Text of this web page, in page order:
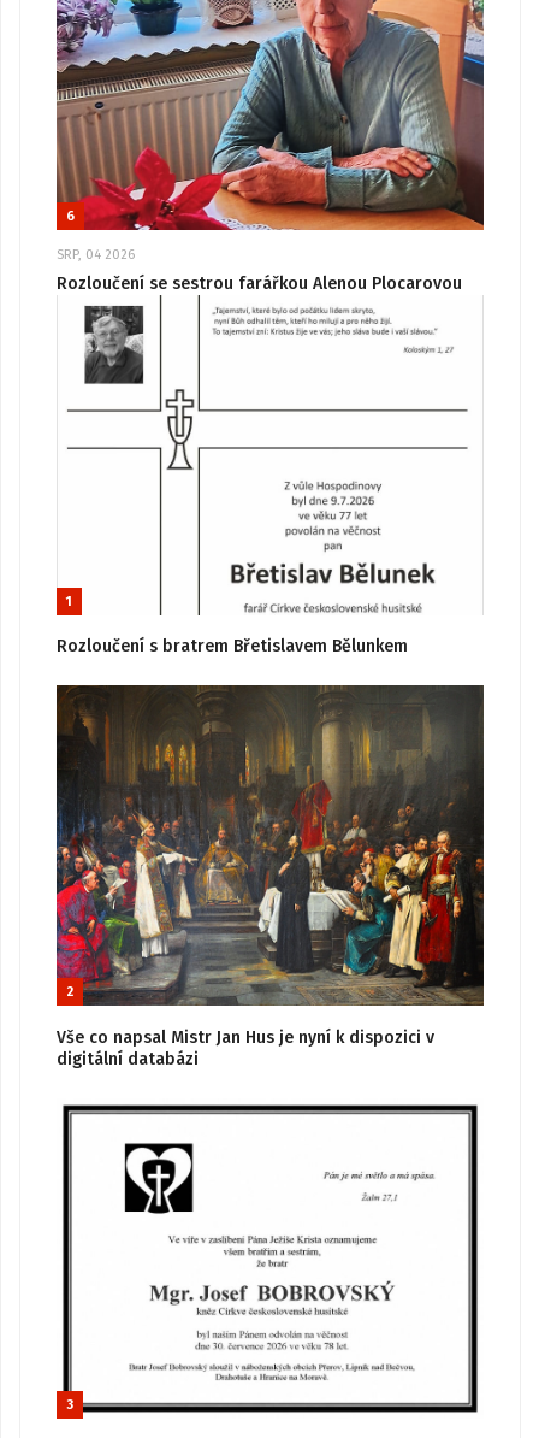
6
SRP, 04 2026
Rozloučení se sestrou farářkou Alenou Plocarovou
1
Rozloučení s bratrem Břetislavem Bělunkem
2
Vše co napsal Mistr Jan Hus je nyní k dispozici v
digitální databázi
3